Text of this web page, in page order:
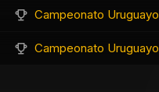
Campeonato Uruguayo
Campeonato Uruguayo